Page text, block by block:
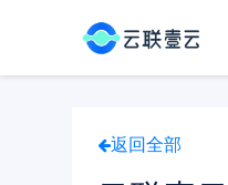
返回全部